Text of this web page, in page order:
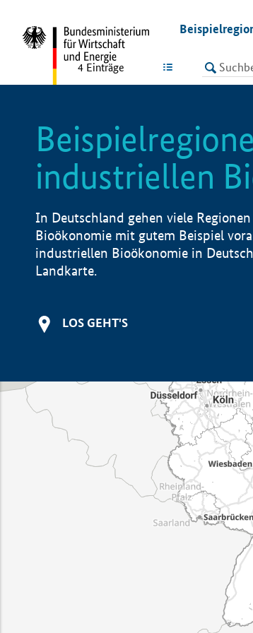
LISTE
4 Einträge
industriellen
In Deutschland gehen viele
Bioökonomie mit gutem Beispiel
industriellen Bioökonomie in
Landkarte.
LOS GEHT'S